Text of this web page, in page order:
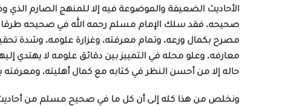
الأحاديث الضعيفة والموضوعة فيه إلا للمنهج الصارم
صحيحه، فقد سلك الإمام مسلم رحمه الله في صحيحه طرقا
مصرح بكمال ورعه، وتمام معرفته، وغزارة علومه، وشدة
معارفه، وعلو محله في التمييز بين دقائق علومه لا يهتدي
حاله إلا من أحسن النظر في كتابه مع كمال أهليته، ومعرفته
ونخلص من هذا كله إلى أن كل ما في صحيح مسلم من